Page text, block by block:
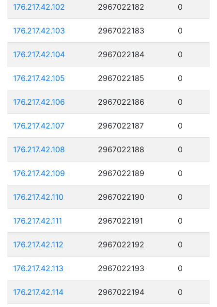
176.217.42.102 2967022182 0
176.217.42.103 2967022183 0
176.217.42.104 2967022184 0
176.217.42.105 2967022185 0
176.217.42.106 2967022186 0
176.217.42.107 2967022187 0
176.217.42.108 2967022188 0
176.217.42.109 2967022189 0
176.217.42.110 2967022190 0
176.217.42.111 2967022191 0
176.217.42.112 2967022192 0
176.217.42.113 2967022193 0
176.217.42.114 2967022194 0